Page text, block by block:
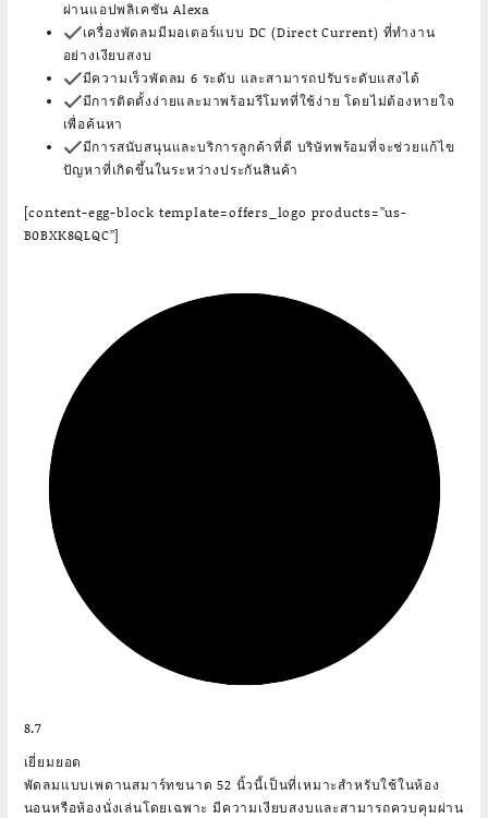
ผ่านแอปพลิเคชัน Alexa
เครื่องพัดลมมีมอเตอร์แบบ DC (Direct Current) ที่ทำงาน
อย่างเงียบสงบ
มีความเร็วพัดลม 6 ระดับ และสามารถปรับระดับแสงได้
มีการติดตั้งง่ายและมาพร้อมรีโมทที่ใช้ง่าย โดยไม่ต้องหายใจ
เพื่อค้นหา
มีการสนับสนุนและบริการลูกค้าที่ดี บริษัทพร้อมที่จะช่วยแก้ไข
ปัญหาที่เกิดขึ้นในระหว่างประกันสินค้า
[content-egg-block template=offers_logo products=”us-
B0BXK8QLQC”]
8.7
เยี่ยมยอด
พัดลมแบบเพดานสมาร์ทขนาด 52 นิ้วนี้เป็นที่เหมาะสำหรับใช้ในห้อง
นอนหรือห้องนั่งเล่นโดยเฉพาะ มีความเงียบสงบและสามารถควบคุมผ่าน